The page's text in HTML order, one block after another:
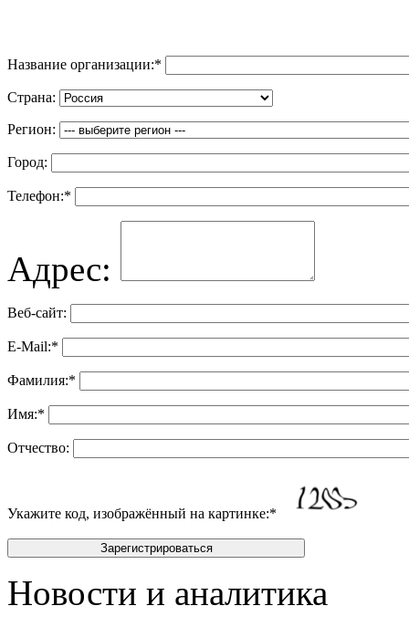
Название организации:*
Страна:
Регион:
Город:
Телефон:*
Адрес:
Веб-сайт:
E-Mail:*
Фамилия:*
Имя:*
Отчество:
Укажите код, изображённый на картинке:*
Новости и аналитика